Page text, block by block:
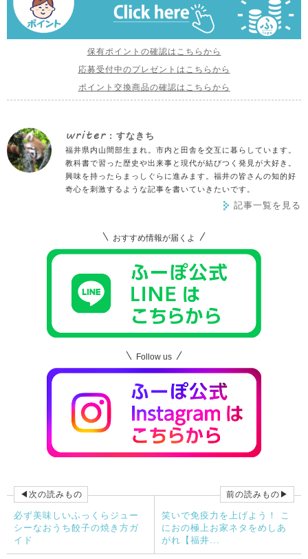
保有ポイントの確認はこちらから
応募受付中のプレゼントはこちらから
ポイント交換商品の確認はこちらから
writer : すなきち
福井県内山間部生まれ。市内と田舎を交互に暮らしています。
教科書で習った歴史や出来事と現代が結びつく発見が大好き。
興味を持ったらまっしぐらに進みます。福井の皆さんの知的好
奇心を刺激するような記事を書いていきたいです。
記事一覧を見る
おすすめ情報が届くよ
Follow us
◀次の読みもの
必ず美味しいふっくらジュー
シーなおうち餃子の焼き方ガ
イド
前の読みもの▶
笑いで免疫力を上げよう！ こ
におの極上お家ネタをめしあ
がれ【福井...